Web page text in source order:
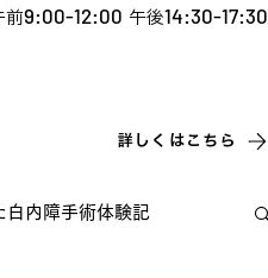
前9:00-12:00 午後14:30-17:30
詳しくはこちら
白内障手術体験記